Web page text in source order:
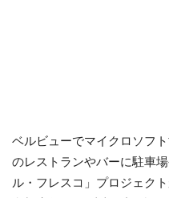
ベルビューでマイクロソフ
のレストランやバーに駐車
ル・フレスコ」プロジェク